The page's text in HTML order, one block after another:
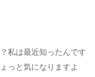
私は最近知ったんです
っと気になりますよ